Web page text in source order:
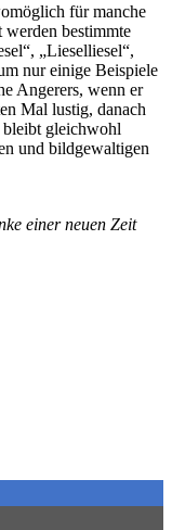
für manche
werden bestimmte
„Lieselliesel“,
nur einige Beispiele
Angerers, wenn er
Mal lustig, danach
bleibt gleichwohl
und bildgewaltigen
einer neuen Zeit